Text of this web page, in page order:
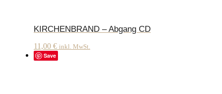
KIRCHENBRAND – Abgang CD
11,00 € inkl. MwSt.
Save